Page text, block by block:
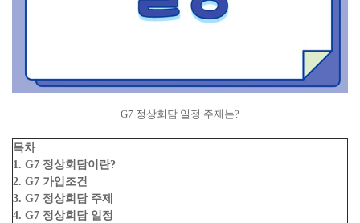
G7 정상회담 일정 주제는?
목차
1. G7 정상회담이란?
2. G7 가입조건
3. G7 정상회담 주제
4. G7 정상회담 일정